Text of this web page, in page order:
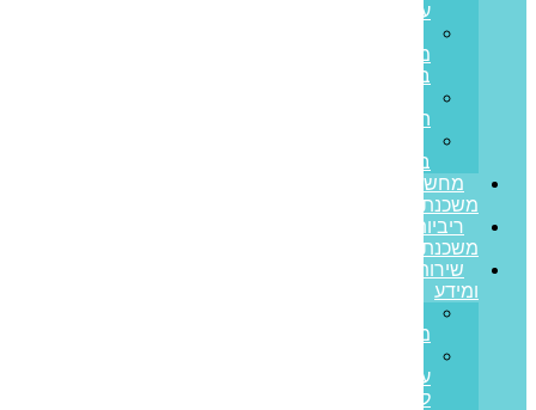
עלינו
משכנתאות
בתקשורת
הצלחה
בפריים
מחשבון
משכנתא
ריביות
משכנתא
שירותים
ומידע
משכנתא
עצמי
למשכנתא